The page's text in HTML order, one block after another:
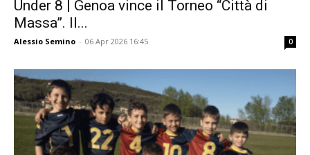
Under 8 | Genoa vince il Torneo “Città di
Massa”. Il...
Alessio Semino - 06 Apr 2026 16:45 0